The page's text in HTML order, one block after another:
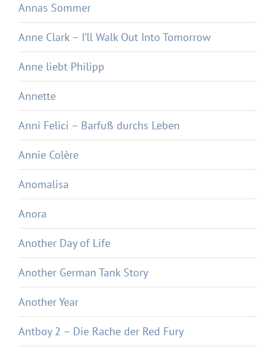
Annas Sommer
Anne Clark – I’ll Walk Out Into Tomorrow
Anne liebt Philipp
Annette
Anni Felici – Barfuß durchs Leben
Annie Colère
Anomalisa
Anora
Another Day of Life
Another German Tank Story
Another Year
Antboy 2 – Die Rache der Red Fury